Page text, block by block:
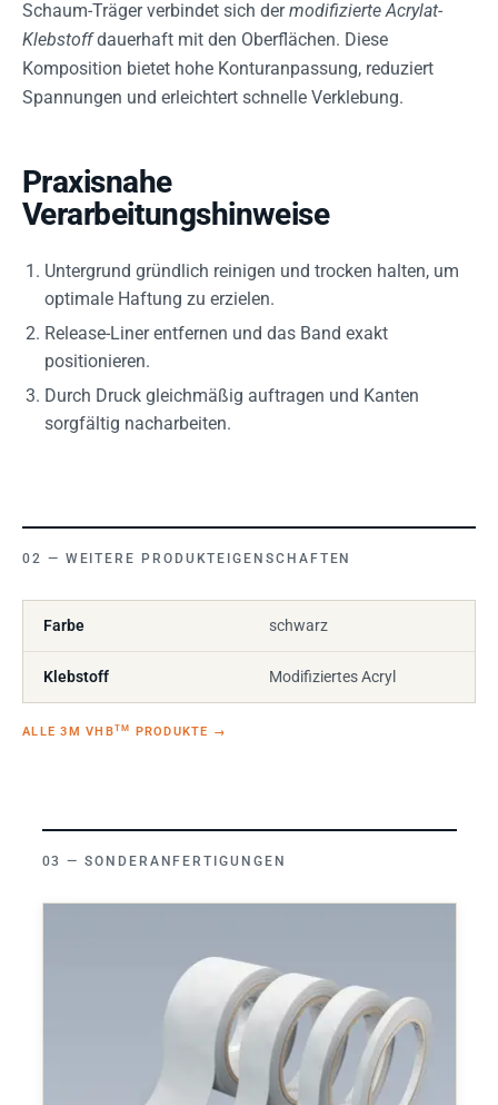
Schaum-Träger verbindet sich dermodifizierte Acrylat-
Klebstoffdauerhaft mit den Oberflächen. Diese
Komposition bietet hohe Konturanpassung, reduziert
Spannungen und erleichtert schnelle Verklebung.
Praxisnahe
Verarbeitungshinweise
Untergrund gründlich reinigen und trocken halten, um
optimale Haftung zu erzielen.
Release-Liner entfernen und das Band exakt
positionieren.
Durch Druck gleichmäßig auftragen und Kanten
sorgfältig nacharbeiten.
WEITERE PRODUKTEIGENSCHAFTEN
Farbe schwarz
Klebstoff Modifiziertes Acryl
ALLE 3M VHBTM PRODUKTE →
SONDERANFERTIGUNGEN